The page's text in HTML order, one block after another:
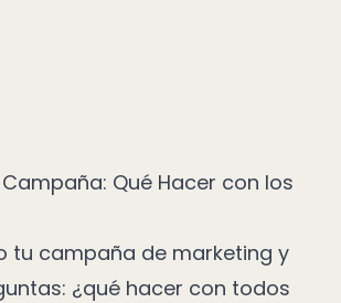
Qué Hacer con los
tu campaña de marketing y
¿qué hacer con todos